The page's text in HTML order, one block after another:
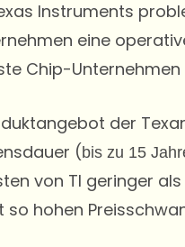
Instruments
eine
Chip-Unternehmen
der
(bis zu 15
von TI geringer
hohen